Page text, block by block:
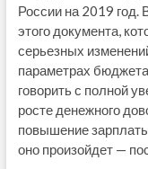
России на 2019 год.
этого документа,
серьезных
параметрах
говорить с полной
росте денежного
повышение
оно произойдет —